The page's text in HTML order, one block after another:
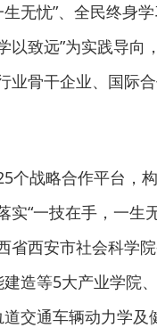
无忧”、全民终身
以致远”为实践导向
业骨干企业、国际
个战略合作平台，
“一技在手，一生无
省西安市社会科学
造等5大产业学院
交通车辆动力学及